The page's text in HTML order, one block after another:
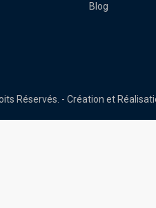
Blog
Réservés. - Création et